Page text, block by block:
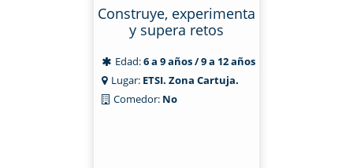
Construye, experimenta
y supera retos
Edad:6 a 9 años / 9 a 12 años
Lugar: ETSI. Zona Cartuja.
Comedor: No